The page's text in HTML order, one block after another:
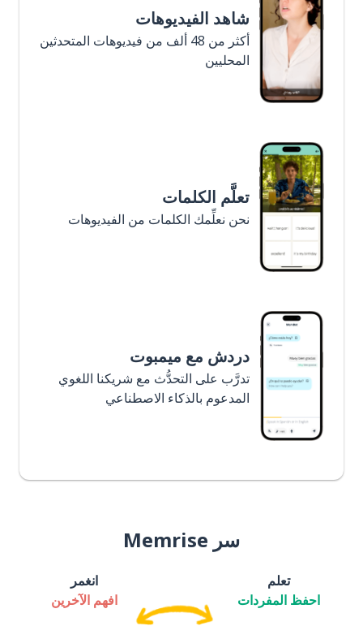
شاهد الفيديوهات
أكثر من 48 ألف من فيديوهات المتحدثين
المحليين
تعلَّم الكلمات
نحن نعلِّمك الكلمات من الفيديوهات
دردش مع ميمبوت
تدرَّب على التحدُّث مع شريكنا اللغوي
المدعوم بالذكاء الاصطناعي
سر Memrise
تعلم
احفظ المفردات
انغمر
افهم الآخرين